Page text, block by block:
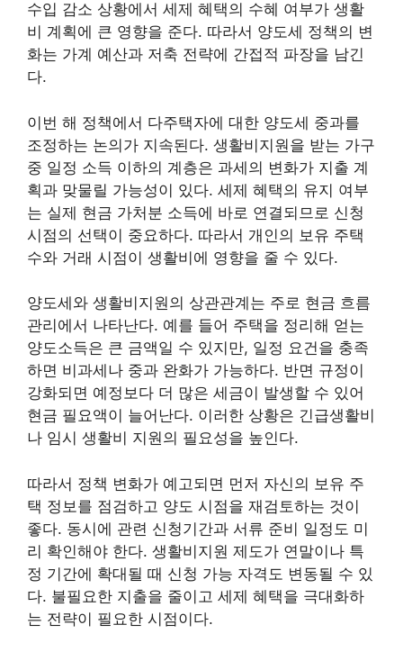
수입 감소 상황에서 세제 혜택의 수혜 여부가 생활
비 계획에 큰 영향을 준다. 따라서 양도세 정책의 변
화는 가계 예산과 저축 전략에 간접적 파장을 남긴
다.
이번 해 정책에서 다주택자에 대한 양도세 중과를
조정하는 논의가 지속된다. 생활비지원을 받는 가구
중 일정 소득 이하의 계층은 과세의 변화가 지출 계
획과 맞물릴 가능성이 있다. 세제 혜택의 유지 여부
는 실제 현금 가처분 소득에 바로 연결되므로 신청
시점의 선택이 중요하다. 따라서 개인의 보유 주택
수와 거래 시점이 생활비에 영향을 줄 수 있다.
양도세와 생활비지원의 상관관계는 주로 현금 흐름
관리에서 나타난다. 예를 들어 주택을 정리해 얻는
양도소득은 큰 금액일 수 있지만, 일정 요건을 충족
하면 비과세나 중과 완화가 가능하다. 반면 규정이
강화되면 예정보다 더 많은 세금이 발생할 수 있어
현금 필요액이 늘어난다. 이러한 상황은 긴급생활비
나 임시 생활비 지원의 필요성을 높인다.
따라서 정책 변화가 예고되면 먼저 자신의 보유 주
택 정보를 점검하고 양도 시점을 재검토하는 것이
좋다. 동시에 관련 신청기간과 서류 준비 일정도 미
리 확인해야 한다. 생활비지원 제도가 연말이나 특
정 기간에 확대될 때 신청 가능 자격도 변동될 수 있
다. 불필요한 지출을 줄이고 세제 혜택을 극대화하
는 전략이 필요한 시점이다.